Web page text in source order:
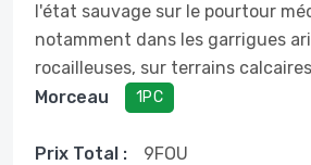
l'état sauvage sur le pourtour
notamment dans les garrigues
rocailleuses, sur terrains
Morceau
1PC
Prix ​​total : 9FOU